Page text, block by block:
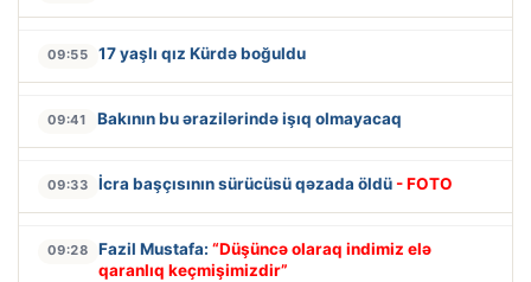
09:55 17 yaşlı qız Kürdə boğuldu
09:41 Bakının bu ərazilərində işıq olmayacaq
09:33 İcra başçısının sürücüsü qəzada öldü - FOTO
09:28 Fazil Mustafa: “Düşüncə olaraq indimiz elə
qaranlıq keçmişimizdir”